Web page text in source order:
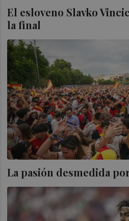
El esloveno Slavko
la final
La pasión desmedida